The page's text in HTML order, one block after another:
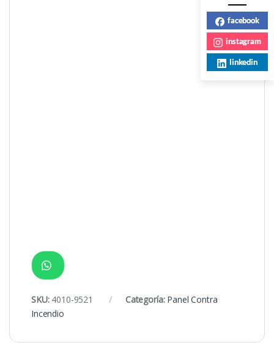
SKU: 4010-9521 Categoría: Panel Contra
Incendio
facebook
instagram
linkedin